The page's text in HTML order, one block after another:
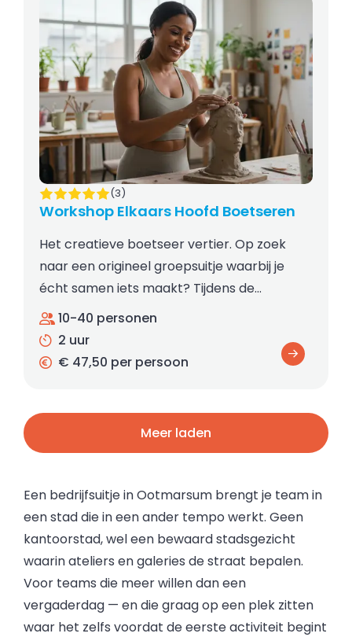
Workshop Elkaars Hoofd Boetseren
(3)
Het creatieve boetseer vertier. Op zoek
naar een origineel groepsuitje waarbij je
écht samen iets maakt? Tijdens de…
10-40 personen
2 uur
€ 47,50 per persoon
Meer laden
Een bedrijfsuitje in Ootmarsum brengt je team in
een stad die in een ander tempo werkt. Geen
kantoorstad, wel een bewaard stadsgezicht
waarin ateliers en galeries de straat bepalen.
Voor teams die meer willen dan een
vergaderdag — en die graag op een plek zitten
waar het zelfs voordat de eerste activiteit begint